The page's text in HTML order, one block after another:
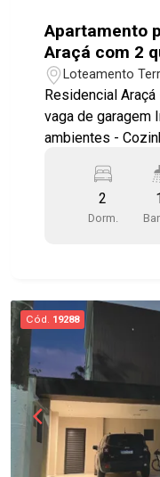
Apartamento
Araçá com 2
Brasilis - SJC
Loteamento
Campos/SP
Residencial
vaga de garagem Imóvel possuí: - Sala 2
ambientes - Cozinha - Lavanderia -
Localização
Próximo à saída
Centervale,
2
Dorm.
1
Cód. 19288